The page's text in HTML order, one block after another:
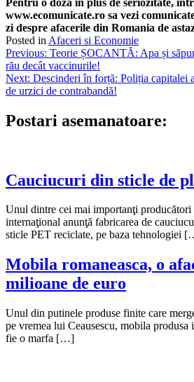
www.ecomunicate.ro sa vezi
zi despre afacerile din Romania de
Posted in Afaceri si Economie
Navigare
în
articole
Previous: Teorie ȘOCANTĂ: Apa și
rău decât vaccinurile!
Next: Descinderi în forță: Poliția capitalei
de urzici de contrabandă!
Postari asemanatoare:
Cauciucuri din sticle de
Unul dintre cei mai importanţi producători
internaţional anunţă fabricarea de
sticle PET reciclate, pe baza tehnologiei
Mobila romaneasca, o
milioane de euro
Unul din putinele produse finite care
pe vremea lui Ceausescu, mobila produsa
fie o marfa […]